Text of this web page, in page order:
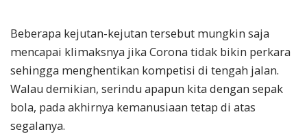
Beberapa kejutan-kejutan tersebut mungkin saja
mencapai klimaksnya jika Corona tidak bikin perkara
sehingga menghentikan kompetisi di tengah jalan.
Walau demikian, serindu apapun kita dengan sepak
bola, pada akhirnya kemanusiaan tetap di atas
segalanya.